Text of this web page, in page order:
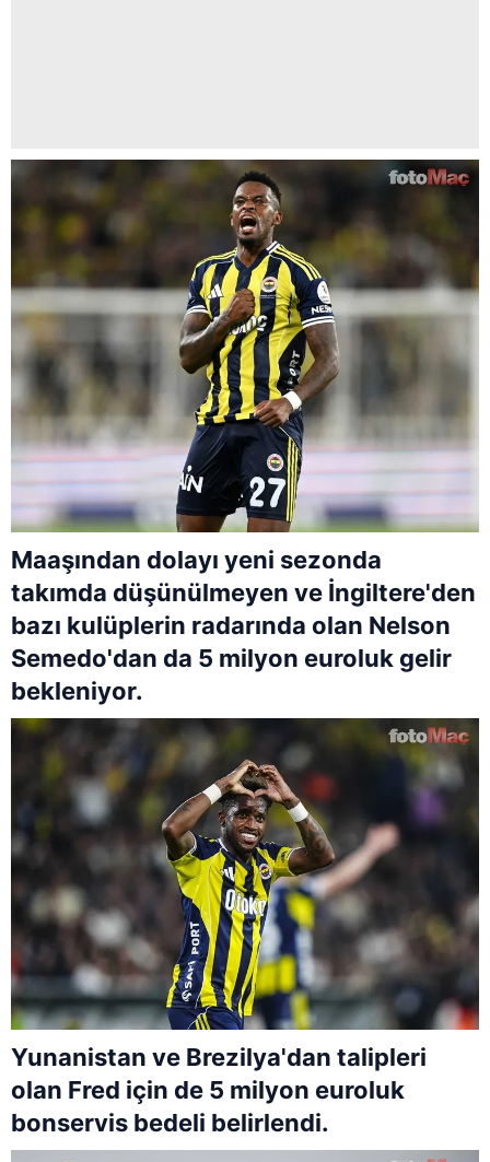
Maaşından dolayı yeni sezonda
takımda düşünülmeyen ve İngiltere'den
bazı kulüplerin radarında olan Nelson
Semedo'dan da 5 milyon euroluk gelir
bekleniyor.
Yunanistan ve Brezilya'dan talipleri
olan Fred için de 5 milyon euroluk
bonservis bedeli belirlendi.